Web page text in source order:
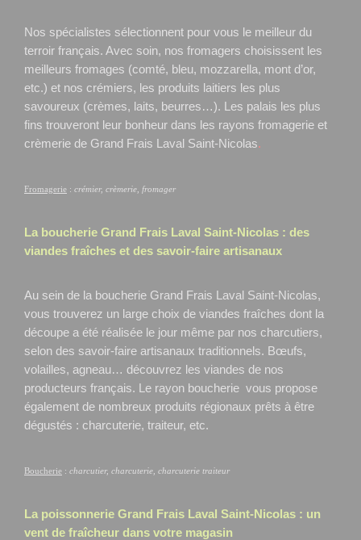
Nos spécialistes sélectionnent pour vous le meilleur du
terroir français. Avec soin, nos fromagers choisissent les
meilleurs fromages (comté, bleu, mozzarella, mont d’or,
etc.) et nos crémiers, les produits laitiers les plus
savoureux (crèmes, laits, beurres…). Les palais les plus
fins trouveront leur bonheur dans les rayons fromagerie et
crèmerie de Grand Frais Laval Saint-Nicolas.
Fromagerie : crémier, crèmerie, fromager
La boucherie Grand Frais Laval Saint-Nicolas : des
viandes fraîches et des savoir-faire artisanaux
Au sein de la boucherie Grand Frais Laval Saint-Nicolas,
vous trouverez un large choix de viandes fraîches dont la
découpe a été réalisée le jour même par nos charcutiers,
selon des savoir-faire artisanaux traditionnels. Bœufs,
volailles, agneau… découvrez les viandes de nos
producteurs français. Le rayon boucherie vous propose
également de nombreux produits régionaux prêts à être
dégustés : charcuterie, traiteur, etc.
Boucherie : charcutier, charcuterie, charcuterie traiteur
La poissonnerie Grand Frais Laval Saint-Nicolas : un
vent de fraîcheur dans votre magasin